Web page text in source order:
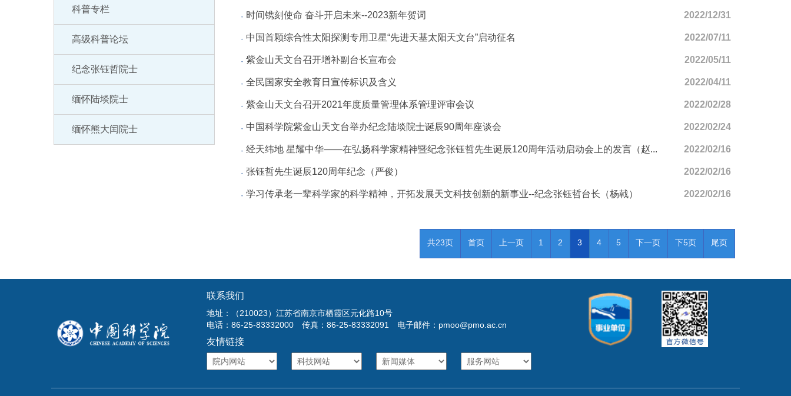
科普专栏
高级科普论坛
纪念张钰哲院士
缅怀陆埮院士
缅怀熊大闰院士
时间镌刻使命 奋斗开启未来--2023新年贺词 2022/12/31
中国首颗综合性太阳探测专用卫星“先进天基太阳天文台”启动征名 2022/07/11
紫金山天文台召开增补副台长宣布会 2022/05/11
全民国家安全教育日宣传标识及含义 2022/04/11
紫金山天文台召开2021年度质量管理体系管理评审会议 2022/02/28
中国科学院紫金山天文台举办纪念陆埮院士诞辰90周年座谈会 2022/02/24
经天纬地 星耀中华——在弘扬科学家精神暨纪念张钰哲先生诞辰120周年活动启动会上的发言（赵... 2022/02/16
张钰哲先生诞辰120周年纪念（严俊） 2022/02/16
学习传承老一辈科学家的科学精神，开拓发展天文科技创新的新事业--纪念张钰哲台长（杨戟） 2022/02/16
共23页 首页 上一页 1 2 3 4 5 下一页 下5页 尾页
联系我们
地址：（210023）江苏省南京市栖霞区元化路10号
电话：86-25-83332000 传真：86-25-83332091 电子邮件：pmoo@pmo.ac.cn
友情链接